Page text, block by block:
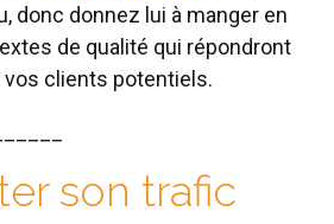
donc donnez lui à manger en
de qualité qui répondront
vos clients potentiels.
son trafic